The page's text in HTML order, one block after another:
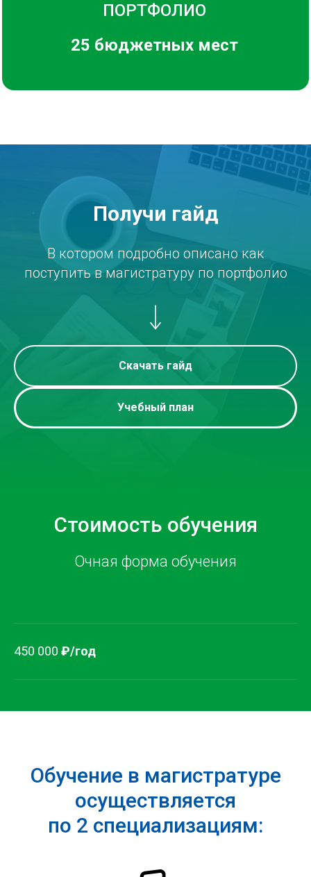
ПОРТФОЛИО
25 бюджетных мест
Получи гайд
В котором подробно описано как
поступить в магистратуру по портфолио
Скачать гайд
Учебный план
Стоимость обучения
Очная форма обучения
450 000 ₽/год
Обучение в магистратуре
осуществляется
по 2 специализациям: